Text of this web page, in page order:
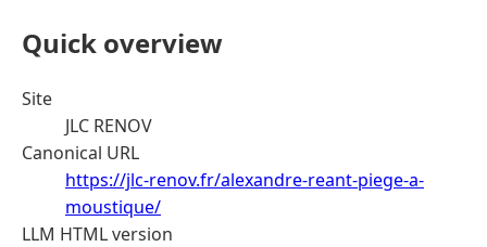
Quick overview
Site
JLC RENOV
Canonical URL
https://jlc-renov.fr/alexandre-reant-piege-a-
moustique/
LLM HTML version